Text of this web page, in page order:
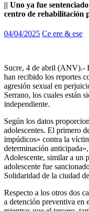
|| Uno ya fue
centro de rehabilitación
04/04/2025 Ce ere & ese
Sucre, 4 de abril (ANV).-
han recibido los reportes
agresión sexual en
Serrano, los cuales están
independiente.
Según los datos
adolescentes. El primero
impúdicos» contra la
determinación
Adolescente, similar a un
adolescente fue
Solidaridad de la ciudad
Respecto a los otros dos
a detención preventiva en